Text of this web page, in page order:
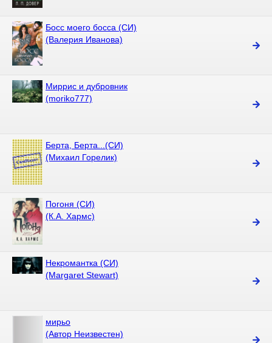
Босс моего босса (СИ)
(Валерия Иванова)
Миррис и дубровник
(moriko777)
Берта, Берта...(СИ)
(Михаил Горелик)
Погоня (СИ)
(К.А. Хармс)
Некромантка (СИ)
(Margaret Stewart)
мирьо
(Автор Неизвестен)